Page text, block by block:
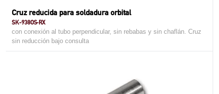
Cruz reducida para soldadura orbital
SK-938OS-RX
con conexión al tubo perpendicular, sin rebabas y sin chaflán. Cruz
sin reducción bajo consulta